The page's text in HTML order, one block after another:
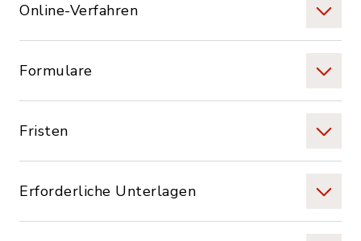
Online-Verfahren
Formulare
Fristen
Erforderliche Unterlagen